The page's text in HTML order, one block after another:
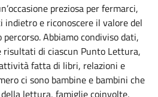
preziosa per fermarci,
indietro e riconoscere il valore del
percorso. Abbiamo condiviso dati,
risultati di ciascun Punto Lettura,
fatta di libri, relazioni e
ci sono bambine e bambini che
lettura, famiglie coinvolte,